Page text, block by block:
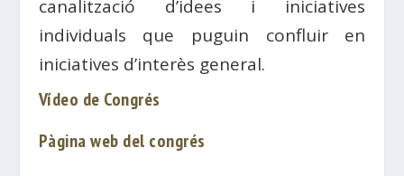
canalització d’idees i iniciatives
individuals que puguin confluir en
iniciatives d’interès general.
Vídeo de Congrés
Pàgina web del congrés